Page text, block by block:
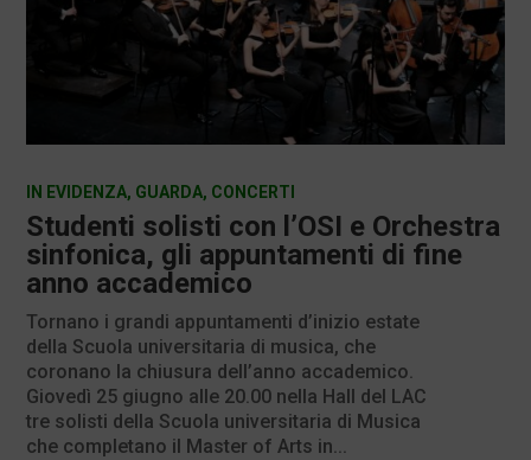
Studenti solisti con l’OSI e Orchestra
sinfonica, gli appuntamenti di fine
anno accademico
IN EVIDENZA, GUARDA, CONCERTI
Tornano i grandi appuntamenti d’inizio estate
della Scuola universitaria di musica, che
coronano la chiusura dell’anno accademico.
Giovedì 25 giugno alle 20.00 nella Hall del LAC
tre solisti della Scuola universitaria di Musica
che completano il Master of Arts in...